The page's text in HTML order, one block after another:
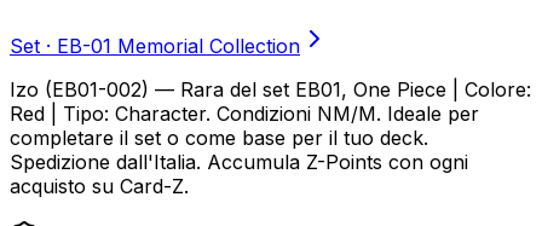
Set · EB-01 Memorial Collection
Izo (EB01-002) — Rara del set EB01, One Piece | Colore:
Red | Tipo: Character. Condizioni NM/M. Ideale per
completare il set o come base per il tuo deck.
Spedizione dall'Italia. Accumula Z-Points con ogni
acquisto su Card-Z.